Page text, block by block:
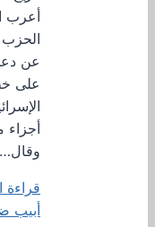
أعرب
الحزب
عن
على
أجزاء
وقال…
قراءة
أبيب